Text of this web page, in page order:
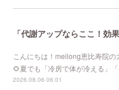
こんにちは！meilong恵比寿院
🌻夏でも「冷房で体が冷える」
2026.08.06 06:01